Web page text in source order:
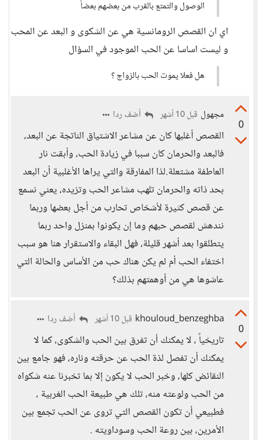
الوصول والتمتع بالقرب من بعضهم بعضاً
اي ان القصص الرومانسية هي عن الشكوى و البعد عن المحب
و ليست اساسا عن الحب الموجود في السؤال
هل فعلا يموت الحب بالزواج ؟
0
مجهول قبل 10 أشهر أضف ردا
القصص أغلبها كان عن مشاعر الاشتياق الناتجة عن البعد،
فالبعد والحرمان كان سببا في زيادة الحب، وأبقت نار
العاطفة مشتعلة.لذا المفارقة والتي يراها الأغلبية أن البعد
بحد ذاته والحرمان تلهب مشاعر الحب وتزيده، يعني نسمع
عن قصص كثيرة لأشخاص تحارب من أجل بعضها وربما
نندهش لقصص حبهم وما إن يكونوا بمنزل واحد ربما
يتطلقوا بعد أشهر قليلة، فهل البقاء والاستقرار هنا هو سبب
اختفاء الحب أم لم يكن هناك حب من الأساس والحالة التي
عاشوها هي من أوهمتهم بذلك؟
0
khouloud_benzeghba قبل 10 أشهر أضف ردا
تاريخياً ، لا يمكنك أن تفرق بين الحب والشكوى، كما لا
يمكنك أن تفصل لذة الحب عن حرقته وناره، فهو جامع بين
النقائض كلها، وخبر الحب لا يكون إلا بما تخبرنا عنه شكواه
من الحب ولوعته منه، تلك هي طبيعة الحب الغربية ،
فطبيعي أن تكون القصص التي تروى عن الحب تجمع بين
الأمرين، بين روعة الحب وسوداويته .